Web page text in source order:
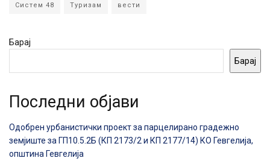
Систем 48 Туризам вести
Барај
Барај
Последни објави
Одобрен урбанистички проект за парцелирано градежно
земјиште за ГП10.5.2Б (КП 2173/2 и КП 2177/14) КО Гевгелија,
општина Гевгелија